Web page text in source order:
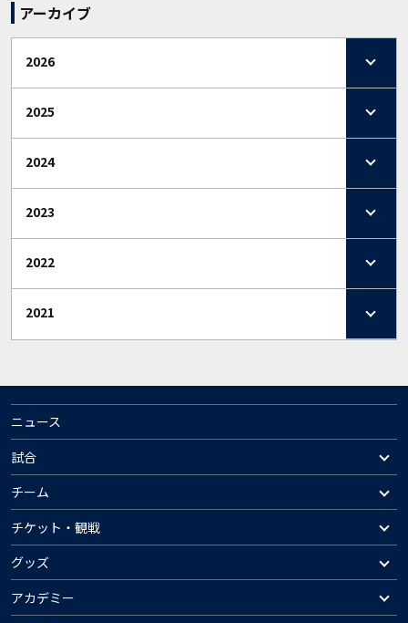
アーカイブ
2026
2025
2024
2023
2022
2021
ニュース
試合
チーム
チケット・観戦
グッズ
アカデミー